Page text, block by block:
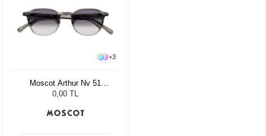
+3
Moscot Arthur Nv 51
Charcoal Amr.Grey Fade
0,00 TL